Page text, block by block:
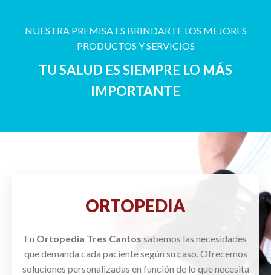
NUESTRA PREMISA ES BRINDARTE LOS MEJORES
PRODUCTOS Y SERVICIOS
TU SALUD ES SIEMPRE LO MÁS
IMPORTANTE
ORTOPEDIA
En Ortopedia Tres Cantos sabemos las necesidades
que demanda cada paciente según su caso. Ofrecemos
soluciones personalizadas en función de lo que necesita